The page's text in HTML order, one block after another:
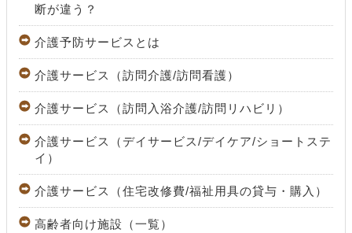
断が違う？
介護予防サービスとは
介護サービス（訪問介護/訪問看護）
介護サービス（訪問入浴介護/訪問リハビリ）
介護サービス（デイサービス/デイケア/ショートステ
イ）
介護サービス（住宅改修費/福祉用具の貸与・購入）
高齢者向け施設（一覧）